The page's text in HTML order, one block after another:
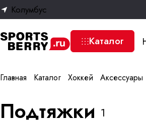
Колумбус
Каталог
Главная Каталог Хоккей Аксессуары
Подтяжки 1